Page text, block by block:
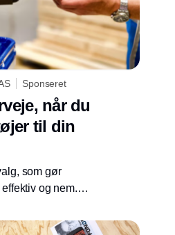
Sponseret
når du
til din
som gør
og nem.
udstyret med det